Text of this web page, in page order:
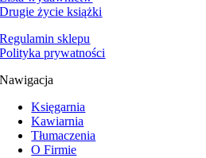
Drugie życie książki
Regulamin sklepu
Polityka prywatności
Nawigacja
Księgarnia
Kawiarnia
Tłumaczenia
O Firmie